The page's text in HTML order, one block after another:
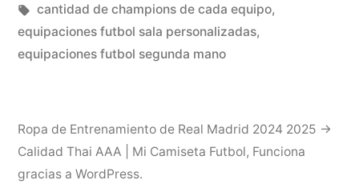
en
Etiquetas:
cantidad de champions de cada equipo,
equipaciones futbol sala personalizadas,
equipaciones futbol segunda mano
Ropa de Entrenamiento de Real Madrid 2024 2025 →
Calidad Thai AAA | Mi Camiseta Futbol, Funciona
gracias a WordPress.